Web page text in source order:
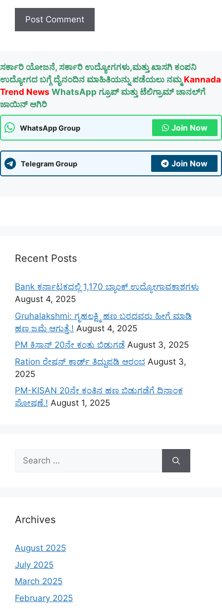
ಸರ್ಕಾರಿ ಯೋಜನೆ, ಸರ್ಕಾರಿ ಉದ್ಯೋಗಗಳು,ಮತ್ತು ಖಾಸಗಿ ಕಂಪನಿ
ಉದ್ಯೋಗದ ಬಗ್ಗೆ ದೈನಂದಿನ ಮಾಹಿತಿಯನ್ನು ಪಡೆಯಲು ನಮ್ಮKannada
Trend News WhatsApp ಗ್ರೂಪ್ ಮತ್ತು ಟೆಲಿಗ್ರಾಮ್ ಚಾನಲ್‌ಗೆ
ಜಾಯಿನ್ ಆಗಿರಿ
WhatsApp Group Join Now
Telegram Group Join Now
Recent Posts
Bank ಕರ್ನಾಟಕದಲ್ಲಿ 1,170 ಬ್ಯಾಂಕ್ ಉದ್ಯೋಗಾವಕಾಶಗಳು
August 4, 2025
Gruhalakshmi: ಗೃಹಲಕ್ಷ್ಮಿ ಹಣ ಬರದವರು ಹೀಗೆ ಮಾಡಿ
ಹಣ ಜಮೆ‌ ಆಗುತ್ತೆ.! August 4, 2025
PM ಕಿಸಾನ್ 20ನೇ ಕಂತು ಬಿಡುಗಡೆ August 3, 2025
Ration ರೇಷನ್ ಕಾರ್ಡ್ ತಿದ್ದುಪಡಿ ಆರಂಭ August 3,
2025
PM-KISAN 20ನೇ ಕಂತಿನ ಹಣ ಬಿಡುಗಡೆಗೆ ದಿನಾಂಕ
ಘೋಷಣೆ.! August 1, 2025
Search
for:
Archives
August 2025
July 2025
March 2025
February 2025